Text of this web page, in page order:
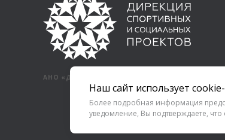
АНО «ДИРЕКЦИЯ СПОРТИВНЫХ И СОЦИАЛЬНЫХ
Наш сайт использует
Более подробная информация
уведомление, Вы подтверждаете,